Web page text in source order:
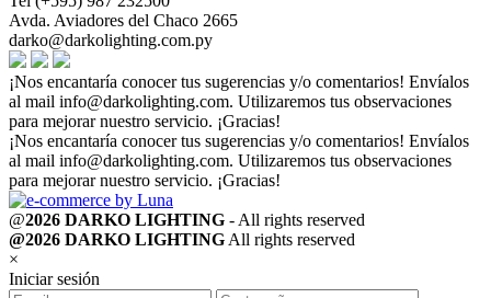
Avda. Aviadores del Chaco 2665
darko@darkolighting.com.py
¡Nos encantaría conocer tus sugerencias y/o comentarios! Envíalos
al mail info@darkolighting.com. Utilizaremos tus observaciones
para mejorar nuestro servicio. ¡Gracias!
¡Nos encantaría conocer tus sugerencias y/o comentarios! Envíalos
al mail info@darkolighting.com. Utilizaremos tus observaciones
para mejorar nuestro servicio. ¡Gracias!
@2026 DARKO LIGHTING - All rights reserved
@2026 DARKO LIGHTINGAll rights reserved
×
Iniciar sesión